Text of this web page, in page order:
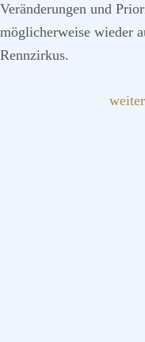
Veränderungen und
möglicherweise wieder
Rennzirkus.